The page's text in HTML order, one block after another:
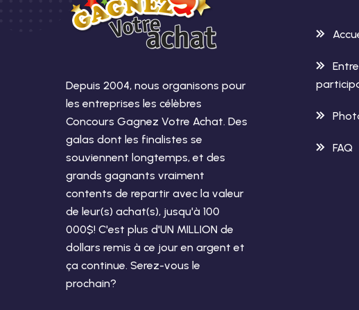
Depuis 2004, nous organisons pour
les entreprises les célèbres
Concours Gagnez Votre Achat. Des
galas dont les finalistes se
souviennent longtemps, et des
grands gagnants vraiment
contents de repartir avec la valeur
de leur(s) achat(s), jusqu'à 100
000$! C'est plus d'UN MILLION de
dollars remis à ce jour en argent et
ça continue. Serez-vous le
prochain?
FAQ